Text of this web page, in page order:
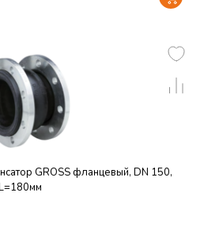
GROSS фланцевый, DN 150,